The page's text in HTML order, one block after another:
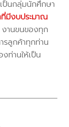
ป็นกลุ่มนักศึกษา
มีงบประมาณ
งานขนของทุก
รลูกค้าทุกท่าน
ท่านให้เป็น